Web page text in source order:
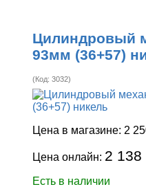
Цилиндровый
93мм (36+57)
(Код:3032)
Цена в магазине: 2
Цена онлайн: 2 138
Есть в наличии